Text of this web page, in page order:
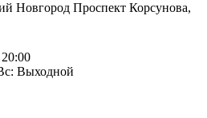
Новгород Проспект Корсунова,
Выходной